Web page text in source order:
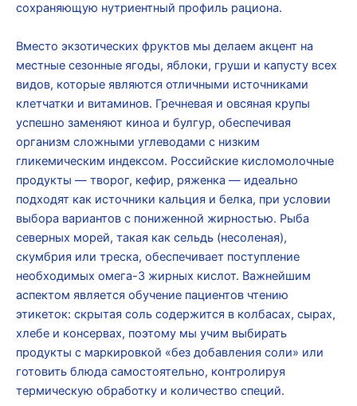
сохраняющую нутриентный профиль рациона.
Вместо экзотических фруктов мы делаем акцент на
местные сезонные ягоды, яблоки, груши и капусту всех
видов, которые являются отличными источниками
клетчатки и витаминов. Гречневая и овсяная крупы
успешно заменяют киноа и булгур, обеспечивая
организм сложными углеводами с низким
гликемическим индексом. Российские кисломолочные
продукты — творог, кефир, ряженка — идеально
подходят как источники кальция и белка, при условии
выбора вариантов с пониженной жирностью. Рыба
северных морей, такая как сельдь (несоленая),
скумбрия или треска, обеспечивает поступление
необходимых омега-3 жирных кислот. Важнейшим
аспектом является обучение пациентов чтению
этикеток: скрытая соль содержится в колбасах, сырах,
хлебе и консервах, поэтому мы учим выбирать
продукты с маркировкой «без добавления соли» или
готовить блюда самостоятельно, контролируя
термическую обработку и количество специй.